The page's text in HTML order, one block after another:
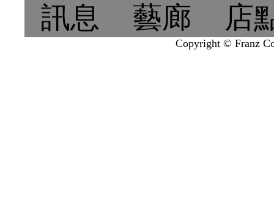
訊息 藝廊 店
Copyright © Franz